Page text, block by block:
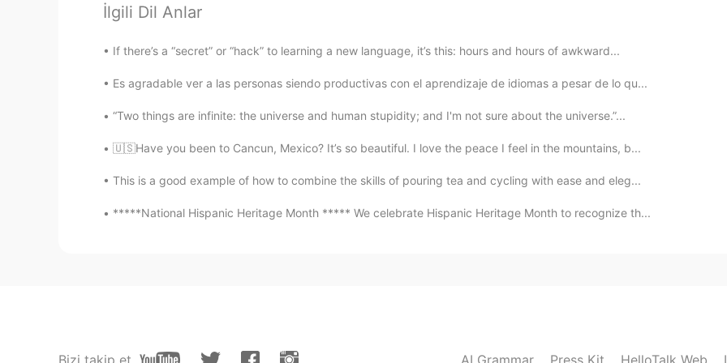
ののか、おがわ、
2020.08.23 01:01
EN JP
@Sherry casks ありがとうございました！
Ainsley 2020.08.23 01:01
İlgili Dil Anlar
If there’s a “secret” or “hack” to learning a new language, it’s this: hours and hours of awkward...
Es agradable ver a las personas siendo productivas con el aprendizaje de idiomas a pesar de lo qu...
“Two things are infinite: the universe and human stupidity; and I'm not sure about the universe.”...
🇺🇸Have you been to Cancun, Mexico? It’s so beautiful. I love the peace I feel in the mountains, b...
This is a good example of how to combine the skills of pouring tea and cycling with ease and eleg...
*****National Hispanic Heritage Month ***** We celebrate Hispanic Heritage Month to recognize th...
Bizi takip et AI Grammar Press Kit HelloTalk Web